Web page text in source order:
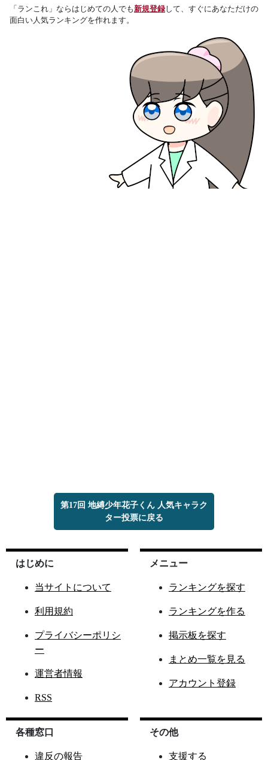
「ランこれ」ならはじめての人でも新規登録して、すぐにあなただけの
面白い人気ランキングを作れます。
第17回 地縛少年花子くん 人気キャラク
ター投票に戻る
はじめに
当サイトについて
利用規約
プライバシーポリシ
ー
運営者情報
RSS
メニュー
ランキングを探す
ランキングを作る
掲示板を探す
まとめ一覧を見る
アカウント登録
各種窓口
違反の報告
その他
支援する